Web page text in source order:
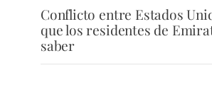
Conflicto entre Estados
que los residentes de
saber